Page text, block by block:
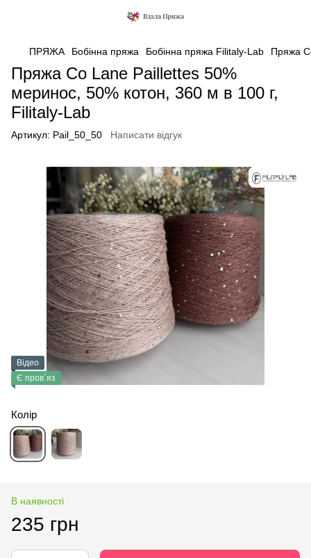
ПРЯЖА Бобінна пряжа Бобінна пряжа Filitaly-Lab Пряжа
Пряжа Co Lane Paillettes 50%
меринос, 50% котон, 360 м в 100 г,
Filitaly-Lab
Артикул: Pail_50_50 Написати відгук
Відео
Є пров`яз
Колір
В наявності
235 грн